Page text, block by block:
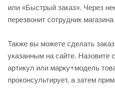
или «Быстрый заказ». Через
перезвонит сотрудник
Также вы можете сделать
указанным на сайте. Назовите
артикул или марку+модель
проконсультирует, а затем